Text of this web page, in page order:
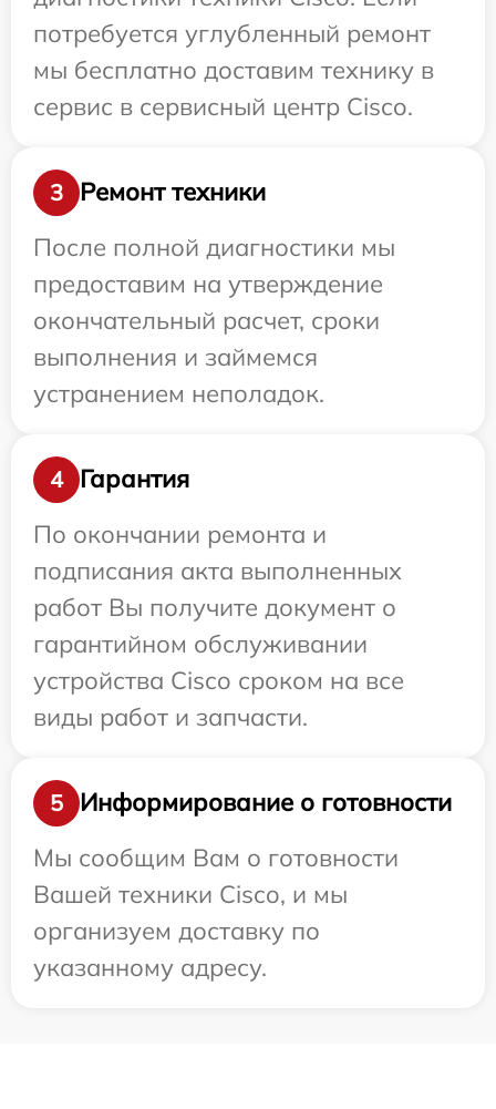
потребуется углубленный ремонт
мы бесплатно доставим технику в
сервис в сервисный центр Cisco.
3
Ремонт техники
После полной диагностики мы
предоставим на утверждение
окончательный расчет, сроки
выполнения и займемся
устранением неполадок.
4
Гарантия
По окончании ремонта и
подписания акта выполненных
работ Вы получите документ о
гарантийном обслуживании
устройства Cisco сроком на все
виды работ и запчасти.
5
Информирование о готовности
Мы сообщим Вам о готовности
Вашей техники Cisco, и мы
организуем доставку по
указанному адресу.